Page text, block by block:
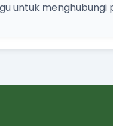
untuk menghubungi